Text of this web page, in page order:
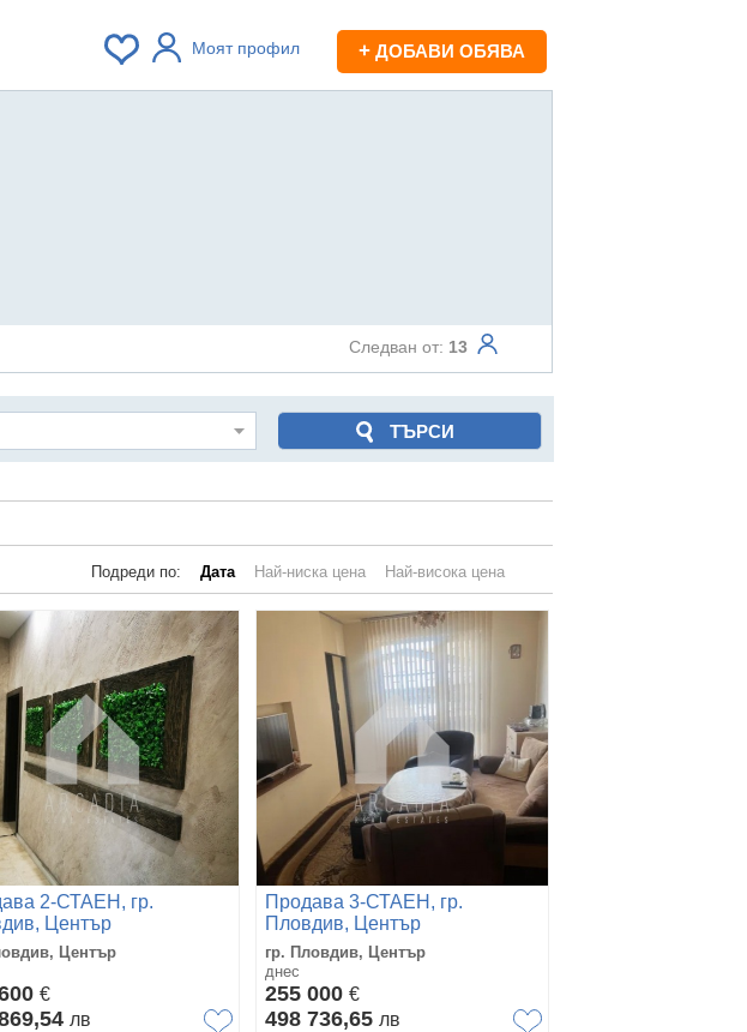
Моят профил + ДОБАВИ ОБЯВА
Следван от: 13
Подреди по: Дата Най-ниска цена Най-висока цена
2-СТАЕН, гр.
Център
Център
€
лв
Продава 3-СТАЕН, гр.
Пловдив, Център
гр. Пловдив, Център
днес
255 000 €
498 736,65 лв